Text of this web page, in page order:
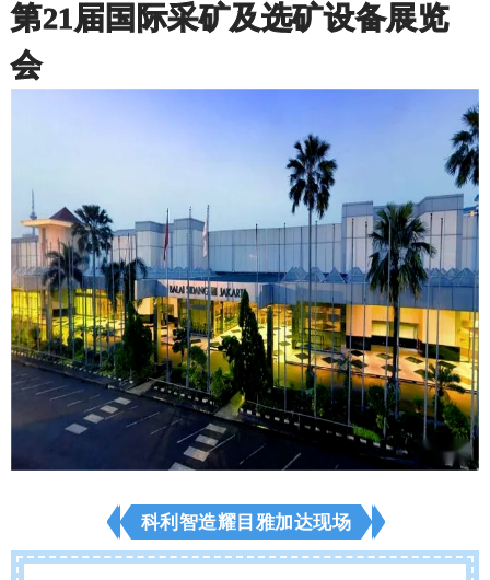
第21届国际采矿及选矿设备展览
会
科利智造耀目雅加达现场